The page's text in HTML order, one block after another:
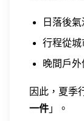
日落後
行程從
晚間戶
因此，夏季
一件 」。